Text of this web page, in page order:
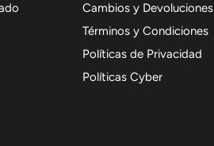
Cambios y Devoluciones
Términos y Condiciones
Políticas de Privacidad
Políticas Cyber